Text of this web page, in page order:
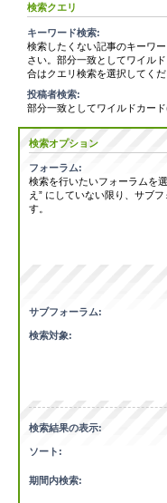
検索クエリ
キーワード検索:
検索したくない記事のキーワ
さい。部分一致としてワイル
合はクエリ検索を選択してくだ
投稿者検索:
部分一致としてワイルドカー
検索オプション
フォーラム:
検索を行いたいフォーラムを
え” にしていない限り、サブ
す。
サブフォーラム:
検索対象:
検索結果の表示:
ソート:
期間内検索: